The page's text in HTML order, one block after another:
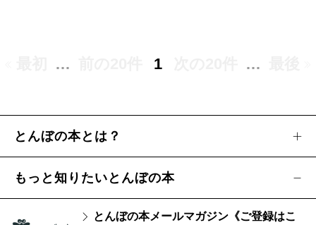
… 1 …
とんぼの本とは？
もっと知りたいとんぼの本
とんぼの本メールマガジン《ご登録はこ